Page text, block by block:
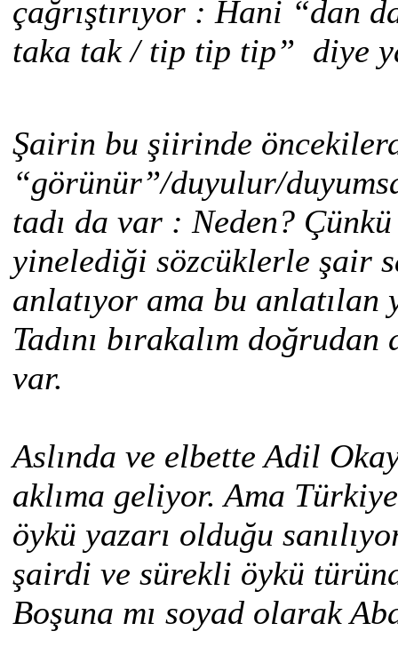
çağrıştırıyor : Hani “dan
taka tak / tip tip tip” diye
Şairin bu şiirinde
“görünür”/duyulur/
tadı da var : Neden?
yinelediği sözcüklerle şair
anlatıyor ama bu
Tadını bırakalım
var.
Aslında ve elbette Adil
aklıma geliyor. Ama
öykü yazarı olduğu
şairdi ve sürekli öykü
Boşuna mı soyad olarak